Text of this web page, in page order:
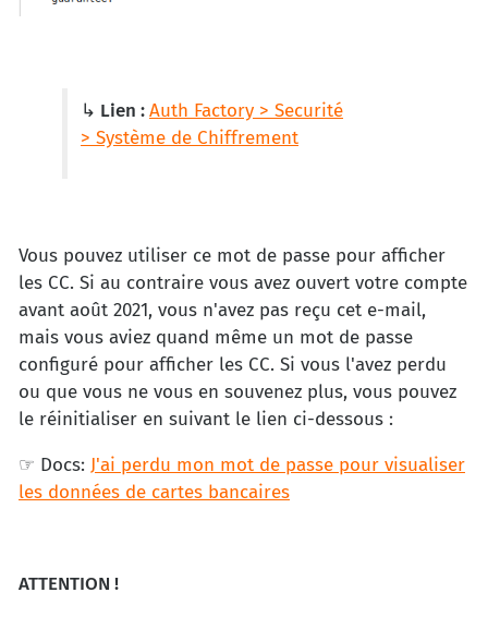
↳ Lien :Auth Factory > Securité
> Système de Chiffrement
Vous pouvez utiliser ce mot de passe pour afficher
les CC. Si au contraire vous avez ouvert votre compte
avant août 2021, vous n'avez pas reçu cet e-mail,
mais vous aviez quand même un mot de passe
configuré pour afficher les CC. Si vous l'avez perdu
ou que vous ne vous en souvenez plus, vous pouvez
le réinitialiser en suivant le lien ci-dessous :
☞ Docs: J'ai perdu mon mot de passe pour visualiser
les données de cartes bancaires
ATTENTION !